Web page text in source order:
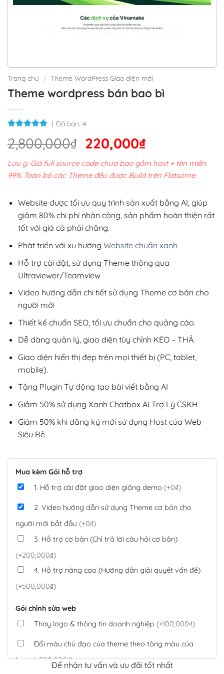
Trang chủ / Theme WordPress Giao diện mới
Theme wordpress bán bao bì
Đã bán: 4
2,800,000₫ Giá
gốc
là:
2,800,000₫.
220,000₫Giá
hiện
tại
220,000₫.
Lưu ý: Giá full source code chưa bao gồm host + tên miền.
99% Toàn bộ các Theme đều được Build trên Flatsome.
Website được tối ưu quy trình sản xuất bằng AI, giúp
giảm 80% chi phí nhân công, sản phẩm hoàn thiện rất
tốt với giá cả phải chăng.
Phát triển với xu hướng Website chuẩn xanh
Hỗ trợ cài đặt, sử dụng Theme thông qua
Ultraviewer/Teamview
Video hướng dẫn chi tiết sử dụng Theme cơ bản cho
người mới
Thiết kế chuẩn SEO, tối ưu chuẩn cho quảng cáo.
Dễ dàng quản lý, giao diện tùy chỉnh KÉO – THẢ.
Giao diện hiển thị đẹp trên mọi thiết bị (PC, tablet,
mobile).
Tặng Plugin Tự động tạo bài viết bằng AI
Giảm 50% sử dụng Xanh Chatbox AI Trợ Lý CSKH
Giảm 50% khi đăng ký mới sử dụng Host của Web
Siêu Rẻ
Mua kèm Gói hỗ trợ
1. Hỗ trợ cài đặt giao diện giống demo (+0₫)
2. Video hướng dẫn sử dụng Theme cơ bản cho
người mới bắt đầu (+0₫)
3. Hỗ trợ cơ bản (Chỉ trả lời câu hỏi cơ bản)
(+200,000₫)
4. Hỗ trợ nâng cao (Hướng dẫn giải quyết vấn đề)
(+500,000₫)
Gói chỉnh sửa web
Thay logo & thông tin doanh nghiệp (+100,000₫)
Đổi màu chủ đạo của theme theo tông màu của
logo(+200,000₫)
Để nhận tư vấn và ưu đãi tốt nhất